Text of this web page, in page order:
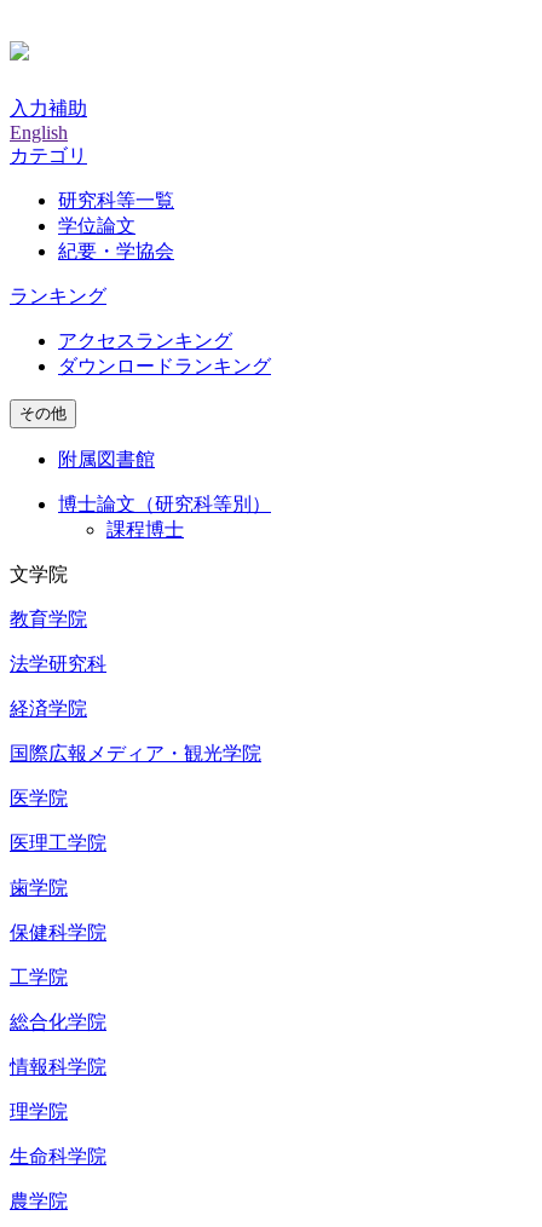
入力補助
English
カテゴリ
研究科等一覧
学位論文
紀要・学協会
ランキング
アクセスランキング
ダウンロードランキング
その他
附属図書館
博士論文（研究科等別）
課程博士
文学院
教育学院
法学研究科
経済学院
国際広報メディア・観光学院
医学院
医理工学院
歯学院
保健科学院
工学院
総合化学院
情報科学院
理学院
生命科学院
農学院